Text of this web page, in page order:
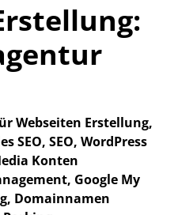
Webseiten Erstellung,
SEO, SEO, WordPress
Konten
Google My
Domainnamen